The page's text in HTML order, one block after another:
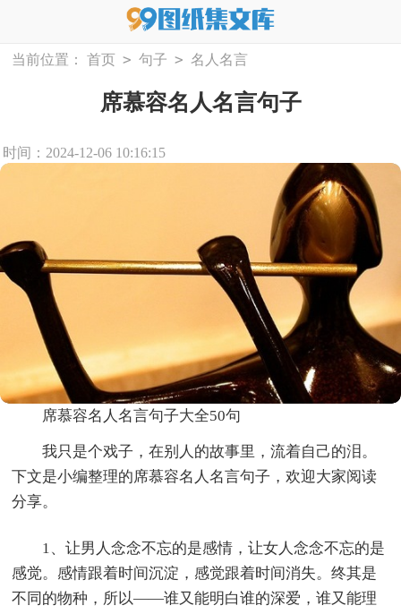
当前位置： 首页 > 句子 > 名人名言
席慕容名人名言句子
时间：2024-12-06 10:16:15
席慕容名人名言句子大全50句
我只是个戏子，在别人的故事里，流着自己的泪。
下文是小编整理的席慕容名人名言句子，欢迎大家阅读
分享。
1、让男人念念不忘的是感情，让女人念念不忘的是
感觉。感情跟着时间沉淀，感觉跟着时间消失。终其是
不同的物种，所以——谁又能明白谁的深爱，谁又能理